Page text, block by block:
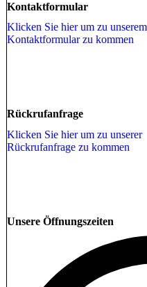
Kontaktformular
Klicken Sie hier um zu unserem
Kon­takt­for­mu­lar zu kommen
Rückrufanfrage
Klicken Sie hier um zu unserer
Rückrufanfrage zu kommen
Unsere Öffnungszeiten